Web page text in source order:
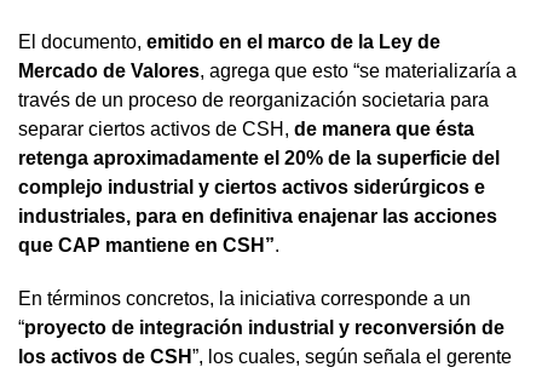
El documento, emitido en el marco de la Ley de
Mercado de Valores, agrega que esto “se materializaría a
través de un proceso de reorganización societaria para
separar ciertos activos de CSH, de manera que ésta
retenga aproximadamente el 20% de la superficie del
complejo industrial y ciertos activos siderúrgicos e
industriales, para en definitiva enajenar las acciones
que CAP mantiene en CSH”.
En términos concretos, la iniciativa corresponde a un
“proyecto de integración industrial y reconversión de
los activos de CSH”, los cuales, según señala el gerente